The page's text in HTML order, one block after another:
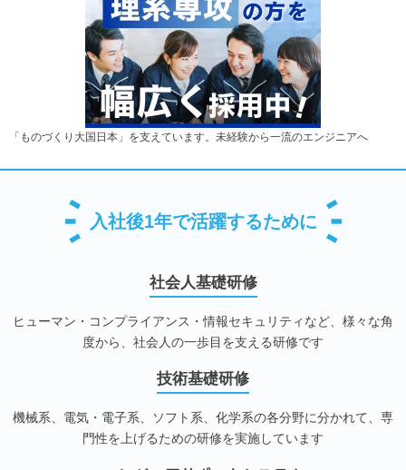
「ものづくり大国日本」を支えています。未経験から一流のエンジニアへ
入社後1年で活躍するために
社会人基礎研修
ヒューマン・コンプライアンス・情報セキュリティなど、様々な角
度から、社会人の一歩目を支える研修です
技術基礎研修
機械系、電気・電子系、ソフト系、化学系の各分野に分かれて、専
門性を上げるための研修を実施しています